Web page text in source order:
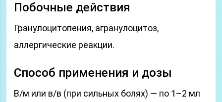
Побочные действия
Гранулоцитопения, агранулоцитоз,
аллергические реакции.
Способ применения и дозы
В/м или в/в (при сильных болях) — по 1–2 мл